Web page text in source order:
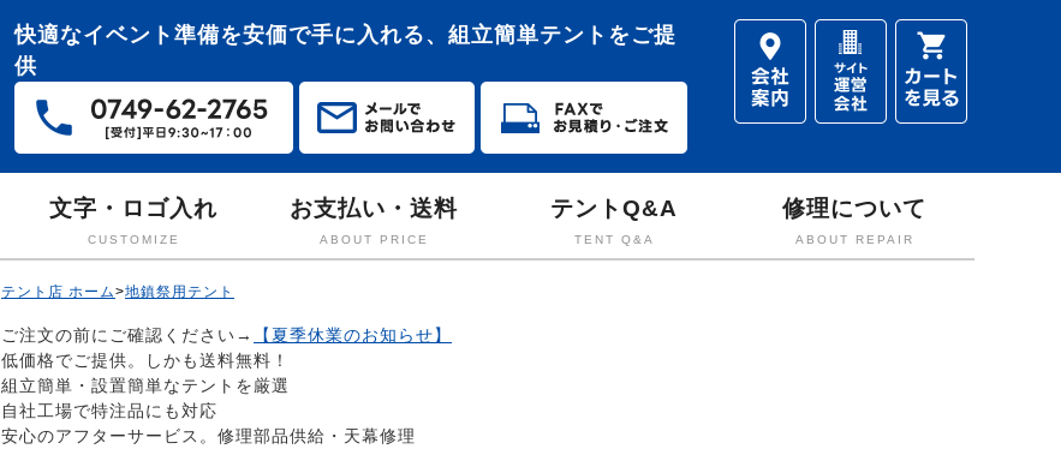
快適なイベント準備を安価で手に入れる、組立簡単テントをご提
供
文字・ロゴ入れ
CUSTOMIZE
お支払い・送料
ABOUT PRICE
テントQ&A
TENT Q&A
修理について
ABOUT REPAIR
テント店 ホーム>地鎮祭用テント
ご注文の前にご確認ください→
【夏季休業のお知らせ】
低価格でご提供。しかも送料無料！
組立簡単・設置簡単なテントを厳選
自社工場で特注品にも対応
安心のアフターサービス。修理部品供給・天幕修理